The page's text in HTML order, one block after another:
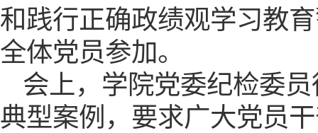
和践行正确政绩观学习教育
全体党员参加。
会上， 学院党委纪检委
典型案例， 要求广大党员